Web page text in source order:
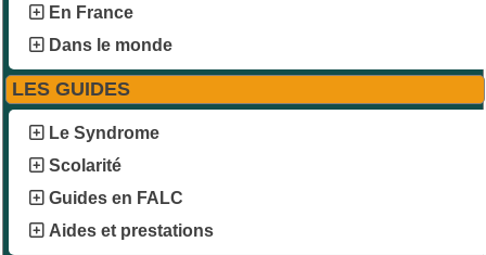
En France
Dans le monde
LES GUIDES
Le Syndrome
Scolarité
Guides en FALC
Aides et prestations